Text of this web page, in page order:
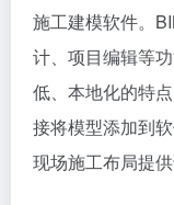
施工建模软件。
计、项目编辑等
低、本地化的特
接将模型添加到
现场施工布局提